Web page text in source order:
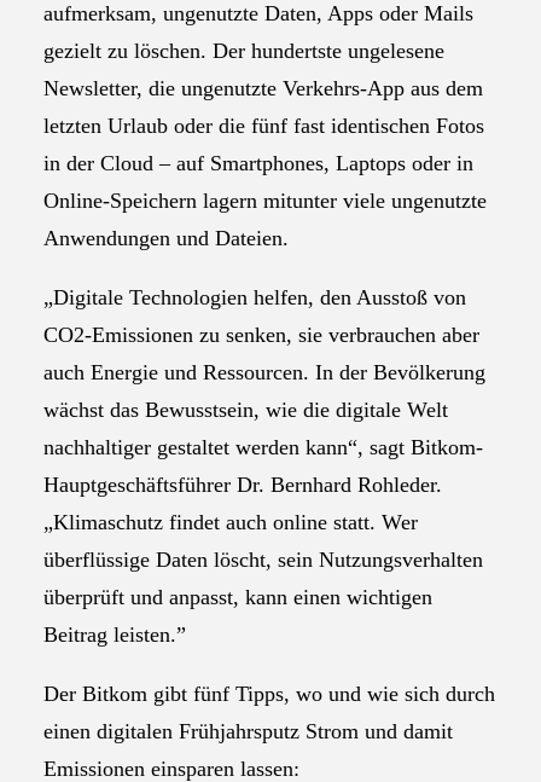
aufmerksam, ungenutzte Daten, Apps oder Mails
gezielt zu löschen. Der hundertste ungelesene
Newsletter, die ungenutzte Verkehrs-App aus dem
letzten Urlaub oder die fünf fast identischen Fotos
in der Cloud – auf Smartphones, Laptops oder in
Online-Speichern lagern mitunter viele ungenutzte
Anwendungen und Dateien.
„Digitale Technologien helfen, den Ausstoß von
CO2-Emissionen zu senken, sie verbrauchen aber
auch Energie und Ressourcen. In der Bevölkerung
wächst das Bewusstsein, wie die digitale Welt
nachhaltiger gestaltet werden kann“, sagt Bitkom-
Hauptgeschäftsführer Dr. Bernhard Rohleder.
„Klimaschutz findet auch online statt. Wer
überflüssige Daten löscht, sein Nutzungsverhalten
überprüft und anpasst, kann einen wichtigen
Beitrag leisten.”
Der Bitkom gibt fünf Tipps, wo und wie sich durch
einen digitalen Frühjahrsputz Strom und damit
Emissionen einsparen lassen: